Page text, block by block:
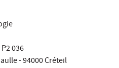
036
- 94000 Créteil